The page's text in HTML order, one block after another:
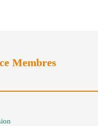
Membres